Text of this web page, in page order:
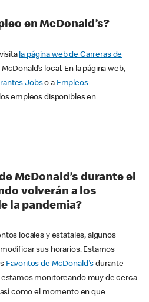
en McDonald’s?
la página web de Carreras de
local. En la página web,
Jobso a Empleos
empleos disponibles en
McDonald’s durante el
volverán a los
la pandemia?
locales y estatales, algunos
sus horarios. Estamos
Favoritos de McDonald's durante
monitoreando muy de cerca
como el momento en que